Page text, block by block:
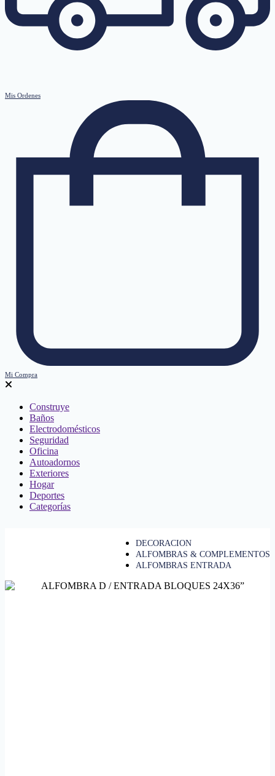
Mis Ordenes
Mi Compra
Construye
Baños
Electrodomésticos
Seguridad
Oficina
Autoadornos
Exteriores
Hogar
Deportes
Categorías
DECORACION
ALFOMBRAS & COMPLEMENTOS
ALFOMBRAS ENTRADA